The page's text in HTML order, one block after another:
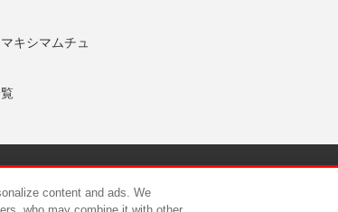
キシマムチュ
content and ads. We